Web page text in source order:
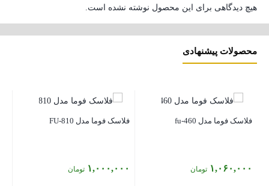
هیچ دیدگاهی برای این محصول نوشته نشده است.
محصولات پیشنهادی
فلاسک فوما مدل fu-460
۱,۰۶۰,۰۰۰ تومان
فلاسک فوما مدل FU-810
۱,۰۰۰,۰۰۰ تومان